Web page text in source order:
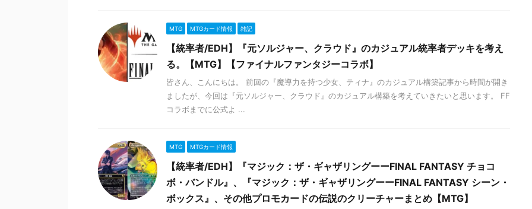
MTG MTGカード情報 雑記
【統率者/EDH】『元ソルジャー、クラウド』のカジュアル統率者デッキを考え
る。【MTG】【ファイナルファンタジーコラボ】
皆さん、こんにちは。 前回の『魔導力を持つ少女、ティナ』のカジュアル構築記事から時間が開き
ましたが、今回は『元ソルジャー、クラウド』のカジュアル構築を考えていきたいと思います。 FF
コラボまでに公式よ ...
MTG MTGカード情報
【統率者/EDH】『マジック：ザ・ギャザリングーーFINAL FANTASY チョコ
ボ・バンドル』、『マジック：ザ・ギャザリングーーFINAL FANTASY シーン・
ボックス』、その他プロモカードの伝説のクリーチャーまとめ【MTG】